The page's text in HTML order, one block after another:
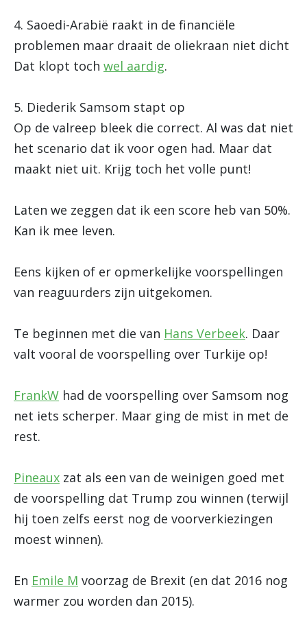
4. Saoedi-Arabië raakt in de financiële
problemen maar draait de oliekraan niet dicht
Dat klopt toch wel aardig.
5. Diederik Samsom stapt op
Op de valreep bleek die correct. Al was dat niet
het scenario dat ik voor ogen had. Maar dat
maakt niet uit. Krijg toch het volle punt!
Laten we zeggen dat ik een score heb van 50%.
Kan ik mee leven.
Eens kijken of er opmerkelijke voorspellingen
van reaguurders zijn uitgekomen.
Te beginnen met die van Hans Verbeek. Daar
valt vooral de voorspelling over Turkije op!
FrankW had de voorspelling over Samsom nog
net iets scherper. Maar ging de mist in met de
rest.
Pineaux zat als een van de weinigen goed met
de voorspelling dat Trump zou winnen (terwijl
hij toen zelfs eerst nog de voorverkiezingen
moest winnen).
En Emile M voorzag de Brexit (en dat 2016 nog
warmer zou worden dan 2015).